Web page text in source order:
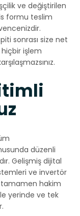
ve değiştirilen
formu teslim
sonrası size net
hiçbir işlem
düzenli
Gelişmiş dijital
ve invertör
tamamen hakim
yerinde ve tek